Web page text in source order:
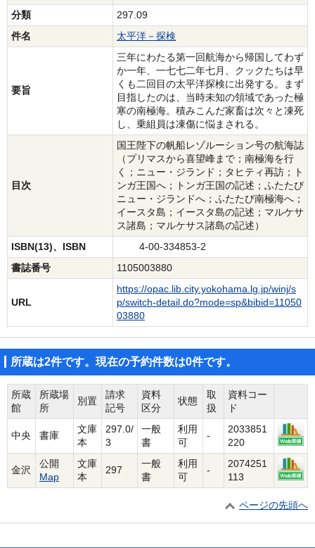
分類
297.09
件名
太平洋－探検
要旨
三年にわたる第一回航海から帰国してわず
か一年、一七七二年七月、クックたちは早
くも二回目の太平洋探検に出発する。まず
目指したのは、当時未知の領域であった極
寒の南極海。積みこんだ家畜は次々と凍死
し、乗組員は凍傷に悩まされる。
目次
国王陛下の帆船レゾルーション号の航海誌
（プリマスから喜望峰まで；南極海を行
く；ニュー・ジランド；タヒティ再訪；ト
ンガ王国へ；トンガ王国の記述；ふたたび
ニュー・ジランドへ；ふたたび南極海へ；
イースタ島；イースタ島の記述；マルケサ
ス諸島；マルケサス諸島の記述）
ISBN(13)、ISBN
4-00-334853-2
書誌番号
1105003880
URL
https://opac.lib.city.yokohama.lg.jp/winj/s
p/switch-detail.do?mode=sp&bibid=11050
03880
所蔵は2件です。現在の予約件数は0件です。
所蔵
館
所蔵場
所
別置
請求
記号
資料
区分
状態
取
扱
資料コー
ド
中央 書庫
文庫
本
297.0/
3
一般
書
利用
可
-
2033851
220
金沢
公開
Map
文庫
本
297
一般
書
利用
可
-
2074251
113
ページの先頭へ